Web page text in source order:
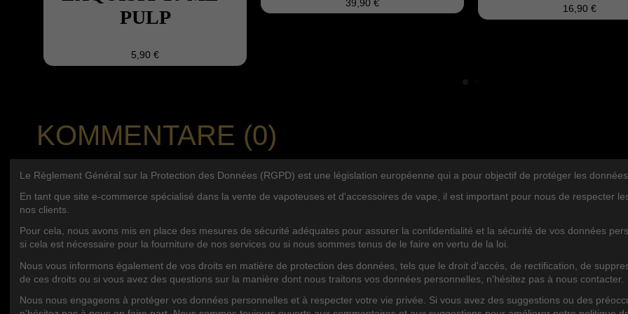
PULP
5,90 €
39,90 €
16,90 €
KOMMENTARE (0)
BLOG KATEGORIEN
BLOG POSTS
Le Règlement Général sur la Protection des Données (RGPD) est une législation européenne qui a pour objectif de protéger les
En tant que site e-commerce spécialisé dans la vente de vapoteuses et d'accessoires de vape, il est important pour nous de respecter
nos clients.
Pour cela, nous avons mis en place des mesures de sécurité adéquates pour assurer la confidentialité et la sécurité de vos données
si cela est nécessaire pour la fourniture de nos services ou si nous sommes tenus de le faire en vertu de la loi.
Nous vous informons également de vos droits en matière de protection des données, tels que le droit d'accès, de rectification, de
de ces droits ou si vous avez des questions sur la manière dont nous traitons vos données personnelles, n'hésitez pas à nous contacter.
Nous nous engageons à protéger vos données personnelles et à respecter votre vie privée. Si vous avez des suggestions ou des